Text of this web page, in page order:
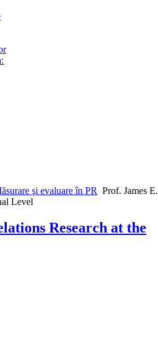
şi evaluare în PR Prof. James E.
Level
Research at the